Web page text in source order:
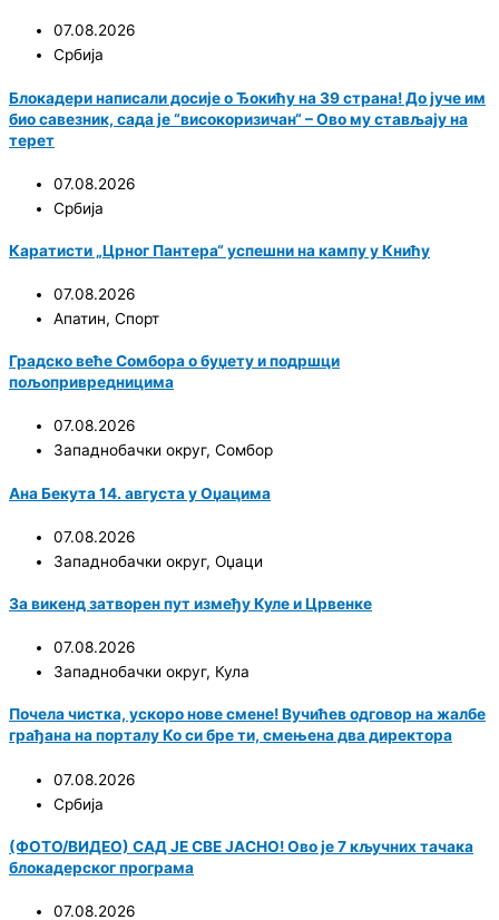
07.08.2026
Србија
Блокадери написали досије о Ђокићу на 39 страна! До јуче им
био савезник, сада је “високоризичан“ – Ово му стављају на
терет
07.08.2026
Србија
Каратисти „Црног Пантера“ успешни на кампу у Книћу
07.08.2026
Апатин, Спорт
Градско веће Сомбора о буџету и подршци
пољопривредницима
07.08.2026
Западнобачки округ, Сомбор
Ана Бекута 14. августа у Оџацима
07.08.2026
Западнобачки округ, Оџаци
За викенд затворен пут између Куле и Црвенке
07.08.2026
Западнобачки округ, Кула
Почела чистка, ускоро нове смене! Вучићев одговор на жалбе
грађана на порталу Ко си бре ти, смењена два директора
07.08.2026
Србија
(ФОТО/ВИДЕО) САД ЈЕ СВЕ ЈАСНО! Ово је 7 кључних тачака
блокадерског програма
07.08.2026